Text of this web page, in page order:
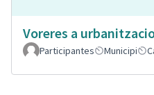
Voreres a
Participantes
Municipi